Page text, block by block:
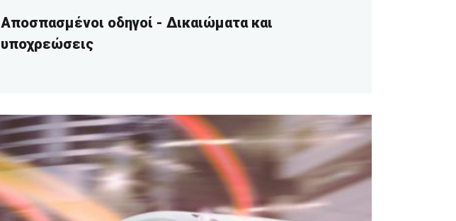
Αποσπασμένοι οδηγοί - Δικαιώματα και
υποχρεώσεις